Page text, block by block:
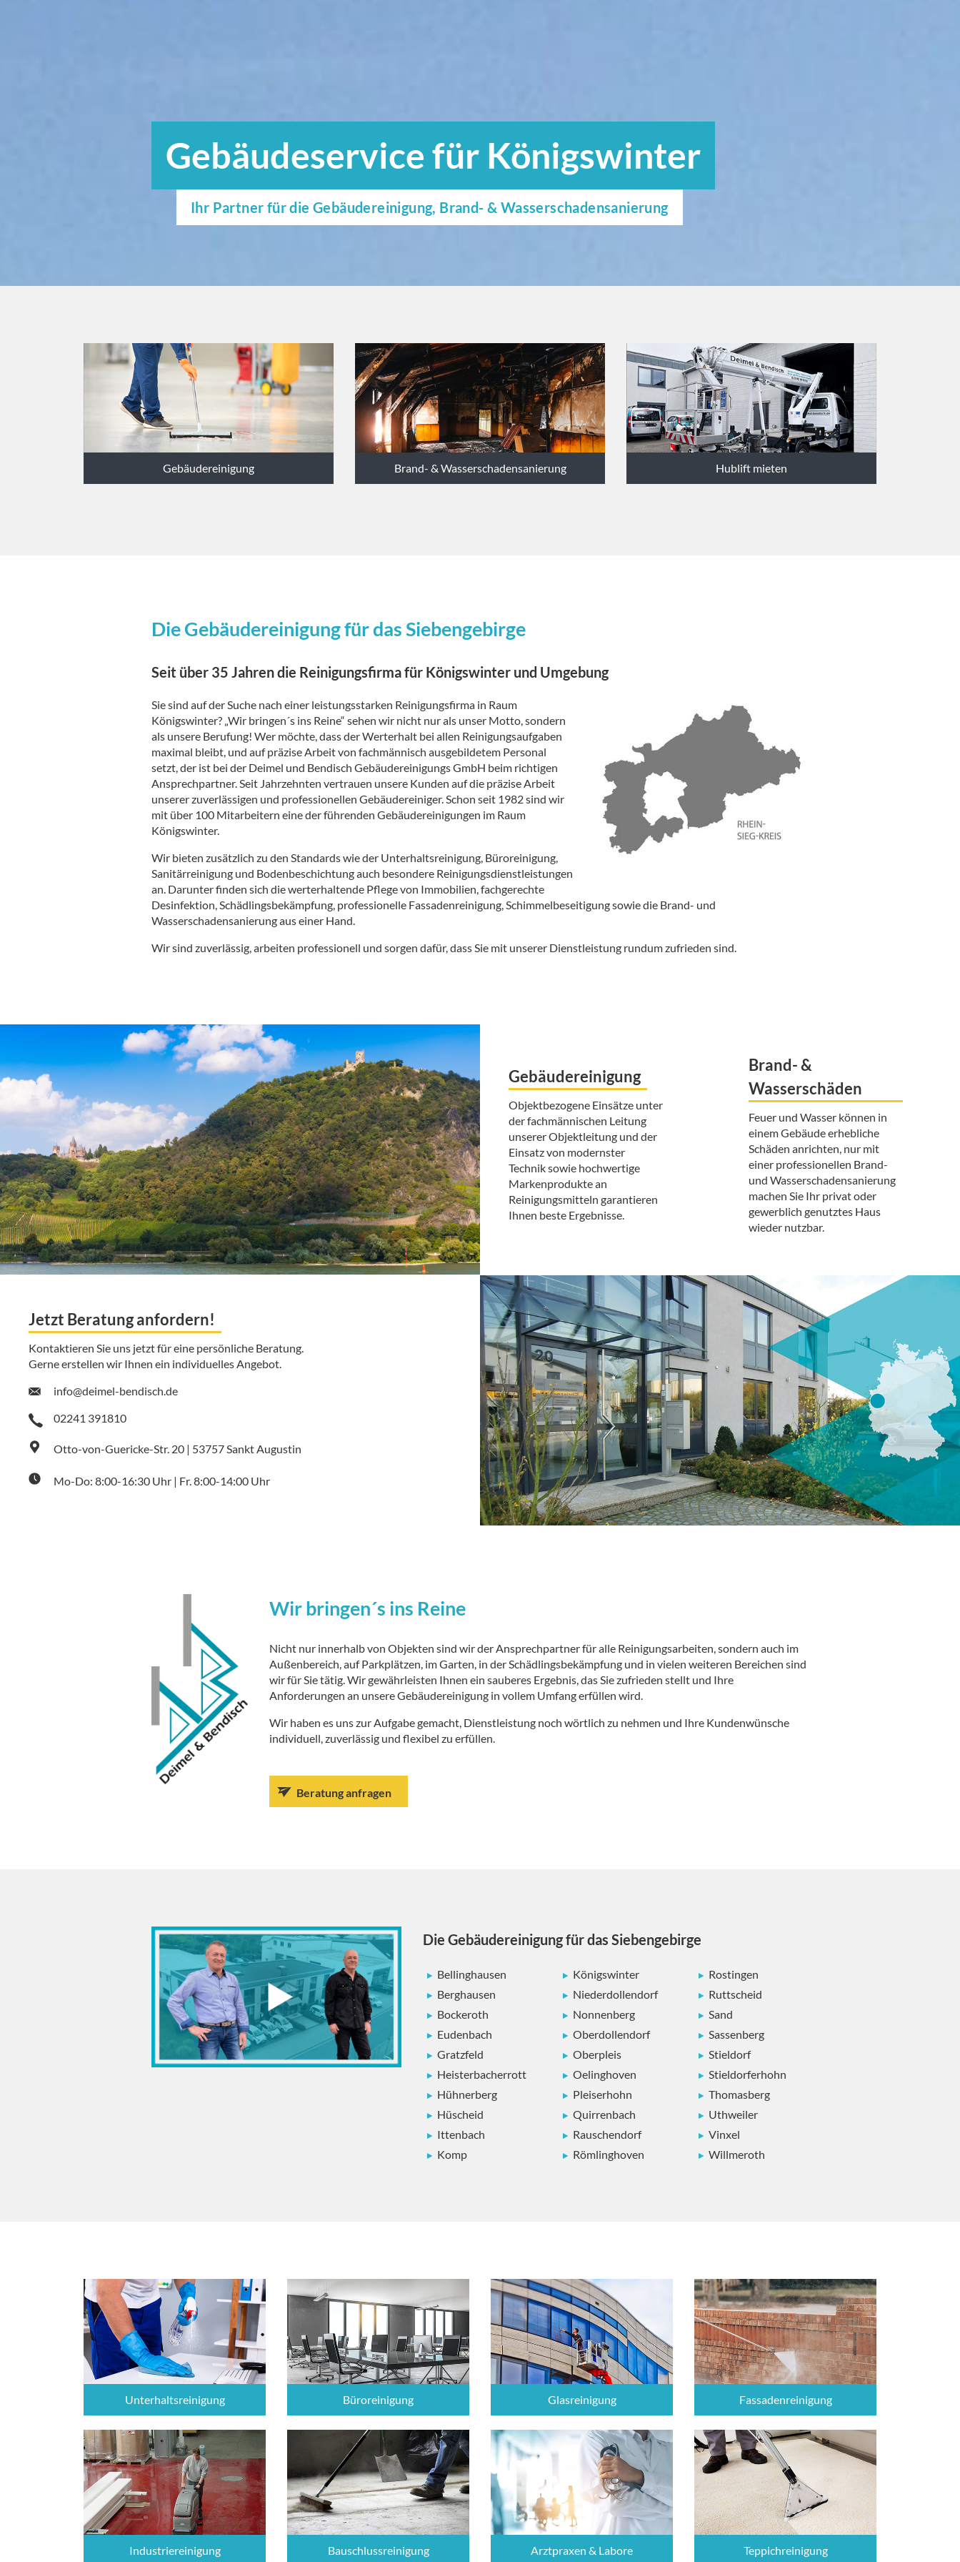
Gebäudeservice für Königswinter
Ihr Partner für die Gebäudereinigung, Brand- & Wasserschadensanierung
Gebäudereinigung Brand- & Wasserschadensanierung Hublift mieten
Die Gebäudereinigung für das Siebengebirge
Seit über 35 Jahren die Reinigungsfirma für Königswinter und Umgebung
Sie sind auf der Suche nach einer leistungsstarken Reinigungsfirma in Raum
Königswinter? „Wir bringen´s ins Reine“ sehen wir nicht nur als unser Motto, sondern
als unsere Berufung! Wer möchte, dass der Werterhalt bei allen Reinigungsaufgaben
maximal bleibt, und auf präzise Arbeit von fachmännisch ausgebildetem Personal
setzt, der ist bei der Deimel und Bendisch Gebäudereinigungs GmbH beim richtigen
Ansprechpartner. Seit Jahrzehnten vertrauen unsere Kunden auf die präzise Arbeit
unserer zuverlässigen und professionellen Gebäudereiniger. Schon seit 1982 sind wir
mit über 100 Mitarbeitern eine der führenden Gebäudereinigungen im Raum
Königswinter.
Wir bieten zusätzlich zu den Standards wie der Unterhaltsreinigung, Büroreinigung,
Sanitärreinigung und Bodenbeschichtung auch besondere Reinigungsdienstleistungen
an. Darunter finden sich die werterhaltende Pflege von Immobilien, fachgerechte
Desinfektion, Schädlingsbekämpfung, professionelle Fassadenreinigung, Schimmelbeseitigung sowie die Brand- und
Wasserschadensanierung aus einer Hand.
Wir sind zuverlässig, arbeiten professionell und sorgen dafür, dass Sie mit unserer Dienstleistung rundum zufrieden sind.
Gebäudereinigung
Objektbezogene Einsätze unter
der fachmännischen Leitung
unserer Objektleitung und der
Einsatz von modernster
Technik sowie hochwertige
Markenprodukte an
Reinigungsmitteln garantieren
Ihnen beste Ergebnisse.
Brand- &
Wasserschäden
Feuer und Wasser können in
einem Gebäude erhebliche
Schäden anrichten, nur mit
einer professionellen Brand-
und Wasserschadensanierung
machen Sie Ihr privat oder
gewerblich genutztes Haus
wieder nutzbar.
Jetzt Beratung anfordern!
Kontaktieren Sie uns jetzt für eine persönliche Beratung.
Gerne erstellen wir Ihnen ein individuelles Angebot.
info@deimel-bendisch.de
02241 391810
Otto-von-Guericke-Str. 20 | 53757 Sankt Augustin
Mo-Do: 8:00-16:30 Uhr | Fr. 8:00-14:00 Uhr
Wir bringen´s ins Reine
Nicht nur innerhalb von Objekten sind wir der Ansprechpartner für alle Reinigungsarbeiten, sondern auch im
Außenbereich, auf Parkplätzen, im Garten, in der Schädlingsbekämpfung und in vielen weiteren Bereichen sind
wir für Sie tätig. Wir gewährleisten Ihnen ein sauberes Ergebnis, das Sie zufrieden stellt und Ihre
Anforderungen an unsere Gebäudereinigung in vollem Umfang erfüllen wird.
Wir haben es uns zur Aufgabe gemacht, Dienstleistung noch wörtlich zu nehmen und Ihre Kundenwünsche
individuell, zuverlässig und flexibel zu erfüllen.
Beratung anfragen
Die Gebäudereinigung für das Siebengebirge
Bellinghausen
Berghausen
Bockeroth
Eudenbach
Gratzfeld
Heisterbacherrott
Hühnerberg
Hüscheid
Ittenbach
Komp
Königswinter
Niederdollendorf
Nonnenberg
Oberdollendorf
Oberpleis
Oelinghoven
Pleiserhohn
Quirrenbach
Rauschendorf
Römlinghoven
Rostingen
Ruttscheid
Sand
Sassenberg
Stieldorf
Stieldorferhohn
Thomasberg
Uthweiler
Vinxel
Willmeroth
Unterhaltsreinigung Büroreinigung Glasreinigung Fassadenreinigung
Industriereinigung Bauschlussreinigung Arztpraxen & Labore Teppichreinigung